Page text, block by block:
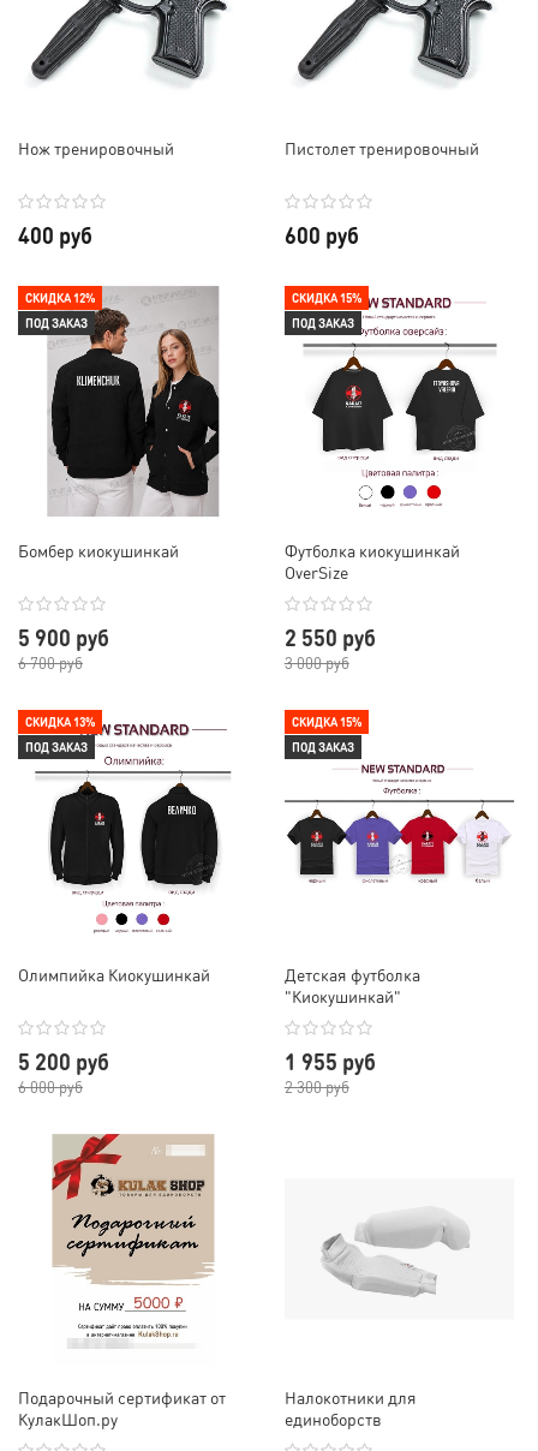
Нож тренировочный
400 руб
Пистолет тренировочный
600 руб
СКИДКА 12%
ПОД ЗАКАЗ
Бомбер киокушинкай
5 900 руб
6 700 руб
СКИДКА 15%
ПОД ЗАКАЗ
Футболка киокушинкай
OverSize
2 550 руб
3 000 руб
СКИДКА 13%
ПОД ЗАКАЗ
Олимпийка Киокушинкай
5 200 руб
6 000 руб
СКИДКА 15%
ПОД ЗАКАЗ
Детская футболка
"Киокушинкай"
1 955 руб
2 300 руб
Подарочный сертификат от
КулакШоп.ру
Налокотники для
единоборств